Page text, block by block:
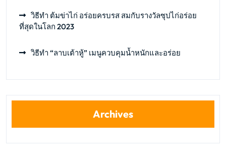
วิธีทำ ต้มข่าไก่ อร่อยครบรส สมกับรางวัลซุปไก่อร่อย
ที่สุดในโลก 2023
วิธีทำ “ลาบเต้าหู้” เมนูควบคุมน้ำหนักและอร่อย
Archives